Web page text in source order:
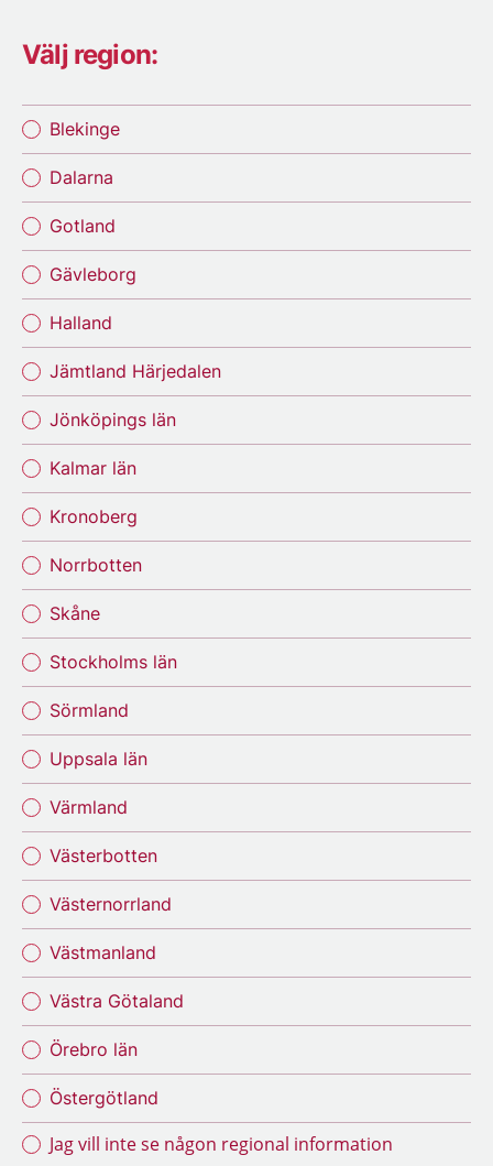
Välj region:
Blekinge
Dalarna
Gotland
Gävleborg
Halland
Jämtland Härjedalen
Jönköpings län
Kalmar län
Kronoberg
Norrbotten
Skåne
Stockholms län
Sörmland
Uppsala län
Värmland
Västerbotten
Västernorrland
Västmanland
Västra Götaland
Örebro län
Östergötland
Jag vill inte se någon regional information